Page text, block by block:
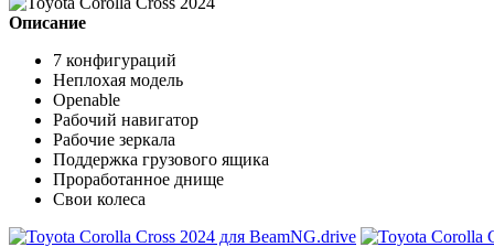
Описание
7 конфигураций
Неплохая модель
Openable
Рабочий навигатор
Рабочие зеркала
Поддержка грузового ящика
Проработанное днище
Свои колеса